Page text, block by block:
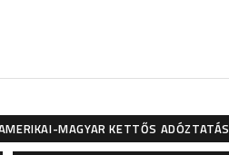
MAGYAR KETTŐS ADÓZTATÁS